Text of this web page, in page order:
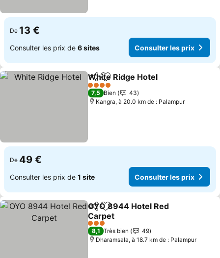
De 13 €
Consulter les prix de 6 sites Consulter les prix
PartagerAjouter à mes favoris
White Ridge Hotel
4 Étoiles
7,5 Bien
43
Kangra, à 20.0 km de : Palampur
De 49 €
Consulter les prix de 1 site Consulter les prix
PartagerAjouter à mes favoris
OYO 8944 Hotel Red
Carpet
Consulter les prix
3 Étoiles
8,1 Très bien
49
Dharamsala, à 18.7 km de : Palampur